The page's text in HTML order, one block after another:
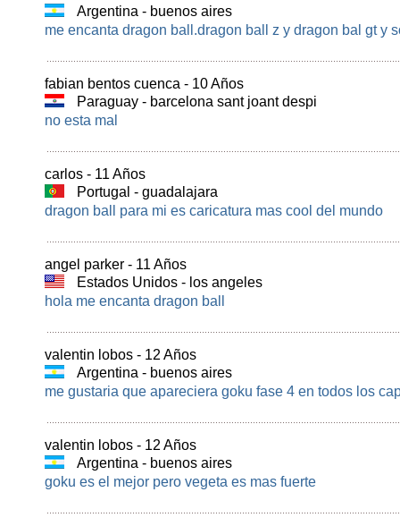
Argentina - buenos aires
me encanta dragon ball.dragon ball z y dragon bal gt y
fabian bentos cuenca - 10 Años
Paraguay - barcelona sant joant despi
no esta mal
carlos - 11 Años
Portugal - guadalajara
dragon ball para mi es caricatura mas cool del mundo
angel parker - 11 Años
Estados Unidos - los angeles
hola me encanta dragon ball
valentin lobos - 12 Años
Argentina - buenos aires
me gustaria que apareciera goku fase 4 en todos los
valentin lobos - 12 Años
Argentina - buenos aires
goku es el mejor pero vegeta es mas fuerte